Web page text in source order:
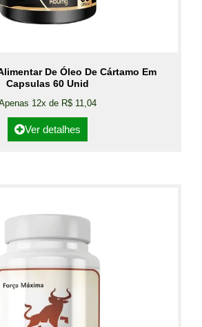
De Óleo De Cártamo Em
Capsulas 60 Unid
12x de R$ 11,04
Ver detalhes